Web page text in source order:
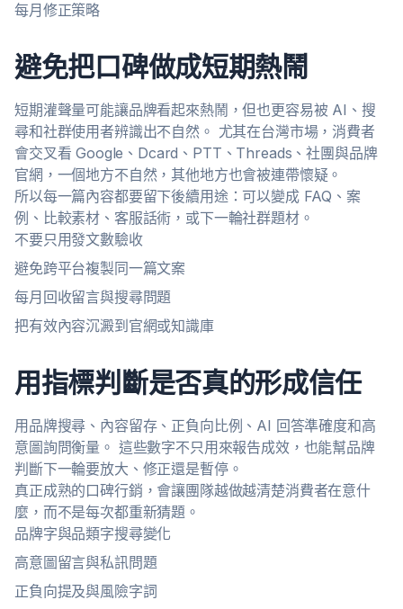
每月修正策略
避免把口碑做成短期熱鬧
短期灌聲量可能讓品牌看起來熱鬧，但也更容易被 AI、搜
尋和社群使用者辨識出不自然。 尤其在台灣市場，消費者
會交叉看 Google、Dcard、PTT、Threads、社團與品牌
官網，一個地方不自然，其他地方也會被連帶懷疑。
所以每一篇內容都要留下後續用途：可以變成 FAQ、案
例、比較素材、客服話術，或下一輪社群題材。
不要只用發文數驗收
避免跨平台複製同一篇文案
每月回收留言與搜尋問題
把有效內容沉澱到官網或知識庫
用指標判斷是否真的形成信任
用品牌搜尋、內容留存、正負向比例、AI 回答準確度和高
意圖詢問衡量。 這些數字不只用來報告成效，也能幫品牌
判斷下一輪要放大、修正還是暫停。
真正成熟的口碑行銷，會讓團隊越做越清楚消費者在意什
麼，而不是每次都重新猜題。
品牌字與品類字搜尋變化
高意圖留言與私訊問題
正負向提及與風險字詞